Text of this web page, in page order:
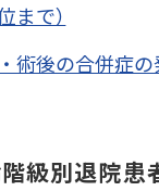
で）
術後の合併症の
級別退院患